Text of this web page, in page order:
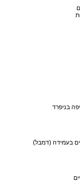
בניפרד
בעמידה (דמבל)